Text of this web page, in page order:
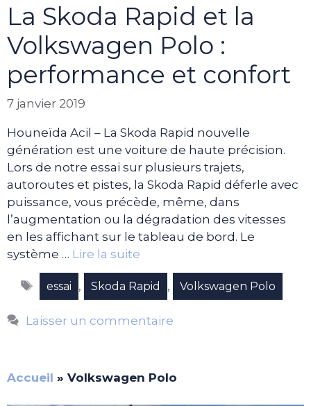
La Skoda Rapid et la
Volkswagen Polo :
performance et confort
7 janvier 2019
Houneïda Acil – La Skoda Rapid nouvelle
génération est une voiture de haute précision.
Lors de notre essai sur plusieurs trajets,
autoroutes et pistes, la Skoda Rapid déferle avec
puissance, vous précède, même, dans
l’augmentation ou la dégradation des vitesses
en les affichant sur le tableau de bord. Le
système … Lire la suite
Étiquettes
essai , Skoda Rapid , Volkswagen Polo
Laisser un commentaire
Accueil » Volkswagen Polo